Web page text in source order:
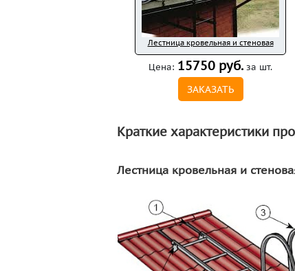
Лестница кровельная и стеновая
Цена: 15750 руб. за шт.
ЗАКАЗАТЬ
Краткие характеристики
Лестница кровельная и